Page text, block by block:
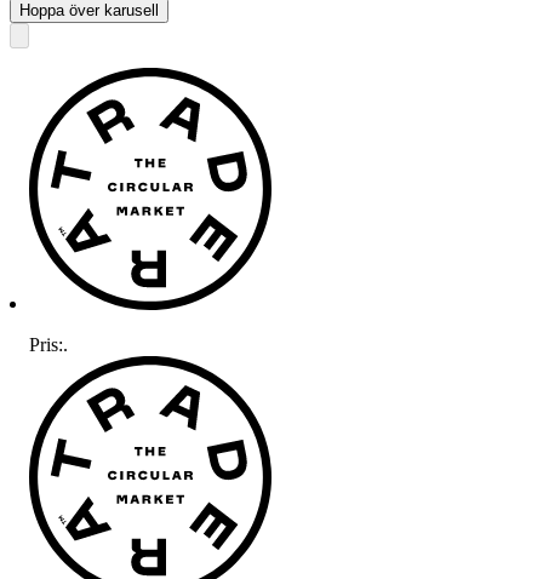
Hoppa över karusell
Pris:.